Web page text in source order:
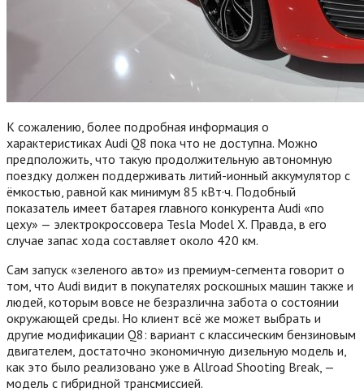
К сожалению, более подробная информация о
характеристиках Audi Q8 пока что не доступна. Можно
предположить, что такую продолжительную автономную
поездку должен поддерживать литий-ионный аккумулятор с
ёмкостью, равной как минимум 85 кВт·ч. Подобный
показатель имеет батарея главного конкурента Audi «по
цеху» — электрокроссовера Tesla Model X. Правда, в его
случае запас хода составляет около 420 км.
Сам запуск «зеленого авто» из премиум-сегмента говорит о
том, что Audi видит в покупателях роскошных машин также и
людей, которым вовсе не безразлична забота о состоянии
окружающей среды. Но клиент всё же может выбрать и
другие модификации Q8: вариант с классическим бензиновым
двигателем, достаточно экономичную дизельную модель и,
как это было реализовано уже в Allroad Shooting Break, —
модель с гибридной трансмиссией.